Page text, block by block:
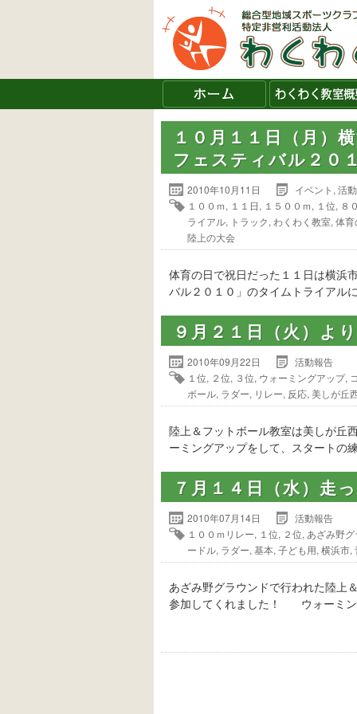
１０月１１日（月）
フェスティバル２０
2010年10月11日 イベント , 活
１００ｍ, １１日, １５００ｍ, １位, ８
ライアル, トラック, わくわく教室, 体育
陸上の大会
体育の日で祝日だった１１日は横浜
バル２０１０」のタイムトライア
９月２１日（火）よ
2010年09月22日
活動報告
１位, ２位, ３位, ウォーミングアップ,
ボール, ラダー, リレー, 反応, 美しが丘
陸上＆フットボール教室は美しが丘
ーミングアップをして、スタート
７月１４日（水）走
2010年07月14日
活動報告
１００ｍリレー, １位, ２位, あざみ野
ードル, ラダー, 基本, 子ども用, 横浜市,
あざみ野グラウンドで行われた陸上
参加してくれました！ ウォーミ